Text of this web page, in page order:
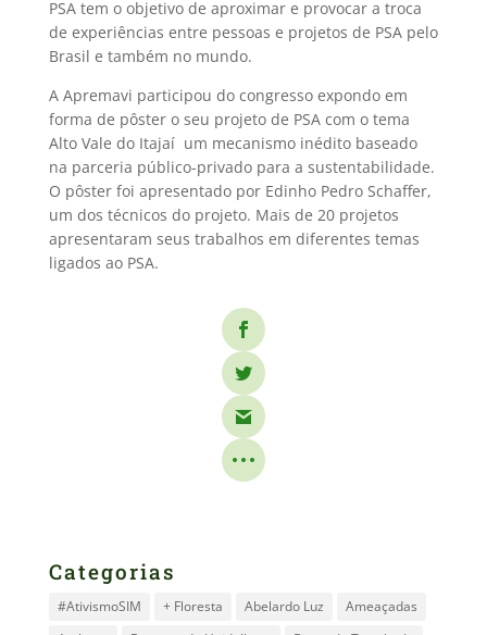
PSA tem o objetivo de aproximar e provocar a troca
de experiências entre pessoas e projetos de PSA pelo
Brasil e também no mundo.
A Apremavi participou do congresso expondo em
forma de pôster o seu projeto de PSA com o tema
Alto Vale do Itajaí  um mecanismo inédito baseado
na parceria público-privado para a sustentabilidade.
O pôster foi apresentado por Edinho Pedro Schaffer,
um dos técnicos do projeto. Mais de 20 projetos
apresentaram seus trabalhos em diferentes temas
ligados ao PSA.
Categorias
#AtivismoSIM + Floresta Abelardo Luz
Ameaçadas